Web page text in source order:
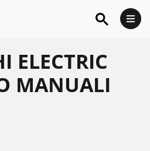
ELECTRIC
MANUALI